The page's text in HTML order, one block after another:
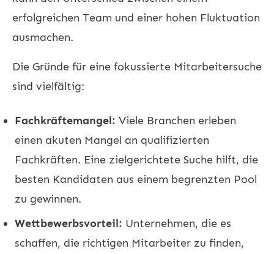
erfolgreichen Team und einer hohen Fluktuation
ausmachen.
Die Gründe für eine fokussierte Mitarbeitersuche
sind vielfältig:
Fachkräftemangel: Viele Branchen erleben
einen akuten Mangel an qualifizierten
Fachkräften. Eine zielgerichtete Suche hilft, die
besten Kandidaten aus einem begrenzten Pool
zu gewinnen.
Wettbewerbsvorteil: Unternehmen, die es
schaffen, die richtigen Mitarbeiter zu finden,